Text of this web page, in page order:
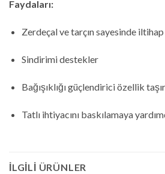
Faydaları:
Zerdeçal ve tarçın sayesinde
Sindirimi destekler
Bağışıklığı güçlendirici özellik taşır
Tatlı ihtiyacını baskılamaya
İLGILI ÜRÜNLER